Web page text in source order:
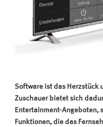
Software ist das Herzstück
Zuschauer bietet sich
Entertainment-Angeboten,
Funktionen, die das